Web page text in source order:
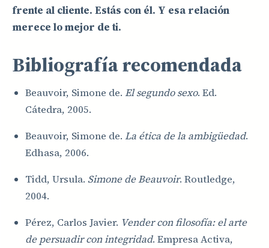
frente al cliente. Estás con él. Y esa relación
merece lo mejor de ti.
Bibliografía recomendada
Beauvoir, Simone de. El segundo sexo. Ed.
Cátedra, 2005.
Beauvoir, Simone de. La ética de la ambigüedad.
Edhasa, 2006.
Tidd, Ursula. Simone de Beauvoir. Routledge,
2004.
Pérez, Carlos Javier. Vender con filosofía: el arte
de persuadir con integridad. Empresa Activa,